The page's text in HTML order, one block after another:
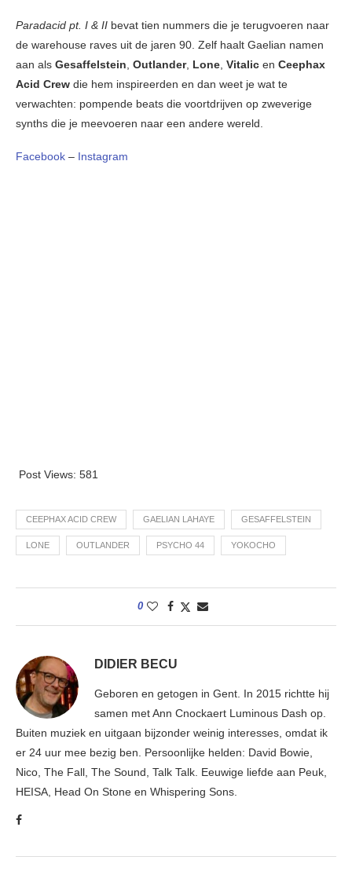
Paradacid pt. I & II bevat tien nummers die je terugvoeren naar
de warehouse raves uit de jaren 90. Zelf haalt Gaelian namen
aan als Gesaffelstein, Outlander, Lone, Vitalic en Ceephax
Acid Crew die hem inspireerden en dan weet je wat te
verwachten: pompende beats die voortdrijven op zweverige
synths die je meevoeren naar een andere wereld.
Facebook – Instagram
Post Views: 581
CEEPHAX ACID CREW GAELIAN LAHAYE GESAFFELSTEIN
LONE OUTLANDER PSYCHO 44 YOKOCHO
0
DIDIER BECU
Geboren en getogen in Gent. In 2015 richtte hij
samen met Ann Cnockaert Luminous Dash op.
Buiten muziek en uitgaan bijzonder weinig interesses, omdat ik
er 24 uur mee bezig ben. Persoonlijke helden: David Bowie,
Nico, The Fall, The Sound, Talk Talk. Eeuwige liefde aan Peuk,
HEISA, Head On Stone en Whispering Sons.